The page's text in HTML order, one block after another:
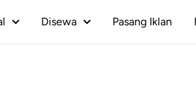
Disewa Pasang Iklan